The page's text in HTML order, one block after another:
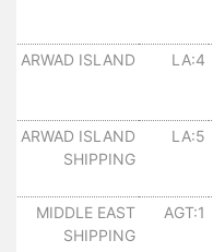
LA:4
ARWAD ISLAND
LA:5
ARWAD ISLAND
SHIPPING
AGT:1
MIDDLE EAST
SHIPPING